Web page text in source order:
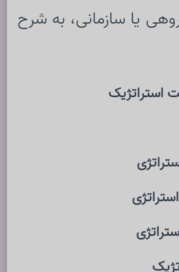
یا سازمانی، به شرح
استراتژیک